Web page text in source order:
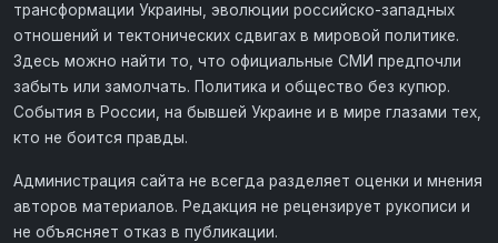
трансформации Украины, эволюции российско-западных
отношений и тектонических сдвигах в мировой политике.
Здесь можно найти то, что официальные СМИ предпочли
забыть или замолчать. Политика и общество без купюр.
События в России, на бывшей Украине и в мире глазами тех,
кто не боится правды.
Администрация сайта не всегда разделяет оценки и мнения
авторов материалов. Редакция не рецензирует рукописи и
не объясняет отказ в публикации.